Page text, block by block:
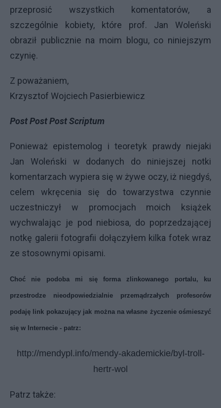
przeprosić wszystkich komentatorów, a
szczególnie kobiety, które prof. Jan Woleński
obraził publicznie na moim blogu, co niniejszym
czynię.
Z poważaniem,
Krzysztof Wojciech Pasierbiewicz
Post Post Post Scriptum
Ponieważ epistemolog i teoretyk prawdy niejaki
Jan Woleński w dodanych do niniejszej notki
komentarzach wypiera się w żywe oczy, iż niegdyś,
celem wkręcenia się do towarzystwa czynnie
uczestniczył w promocjach moich książek
wychwalając je pod niebiosa, do poprzedzającej
notkę galerii fotografii dołączyłem kilka fotek wraz
ze stosownymi opisami.
Choć nie podoba mi się forma zlinkowanego portalu, ku
przestrodze nieodpowiedzialnie przemądrzałych profesorów
podaję link pokazujący jak można na własne życzenie ośmieszyć
się w Internecie - patrz:
http://mendypl.info/mendy-akademickie/byl-troll-
hertr-wol
Patrz także: